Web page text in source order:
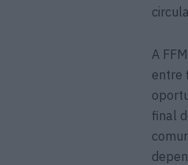
A
entre
final